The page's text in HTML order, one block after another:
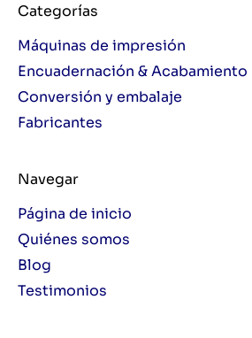
Categorías
Máquinas de impresión
Encuadernación & Acabamiento
Conversión y embalaje
Fabricantes
Navegar
Página de inicio
Quiénes somos
Blog
Testimonios